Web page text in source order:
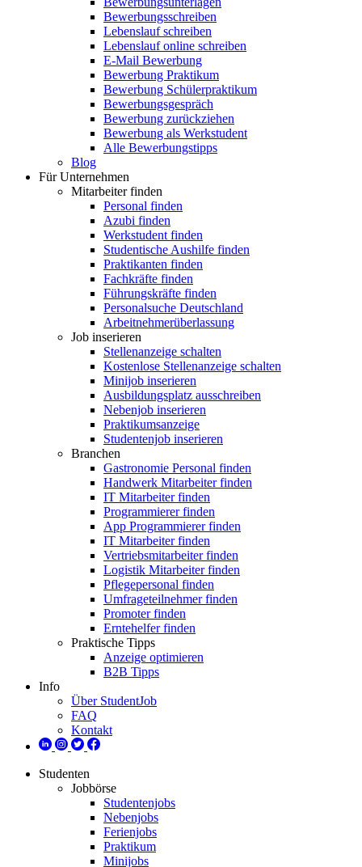
Bewerbungsschreiben
Lebenslauf schreiben
Lebenslauf online schreiben
E-Mail Bewerbung
Bewerbung Praktikum
Bewerbung Schülerpraktikum
Bewerbungsgespräch
Bewerbung zurückziehen
Bewerbung als Werkstudent
Alle Bewerbungstipps
Blog
Für Unternehmen
Mitarbeiter finden
Personal finden
Azubi finden
Werkstudent finden
Studentische Aushilfe finden
Praktikanten finden
Fachkräfte finden
Führungskräfte finden
Personalsuche Deutschland
Arbeitnehmerüberlassung
Job inserieren
Stellenanzeige schalten
Kostenlose Stellenanzeige schalten
Minijob inserieren
Ausbildungsplatz ausschreiben
Nebenjob inserieren
Praktikumsanzeige
Studentenjob inserieren
Branchen
Gastronomie Personal finden
Handwerk Mitarbeiter finden
IT Mitarbeiter finden
Programmierer finden
App Programmierer finden
IT Mitarbeiter finden
Vertriebsmitarbeiter finden
Logistik Mitarbeiter finden
Pflegepersonal finden
Umfrageteilnehmer finden
Promoter finden
Erntehelfer finden
Praktische Tipps
Anzeige optimieren
B2B Tipps
Info
Über StudentJob
FAQ
Kontakt
Studenten
Jobbörse
Studentenjobs
Nebenjobs
Ferienjobs
Praktikum
Minijobs